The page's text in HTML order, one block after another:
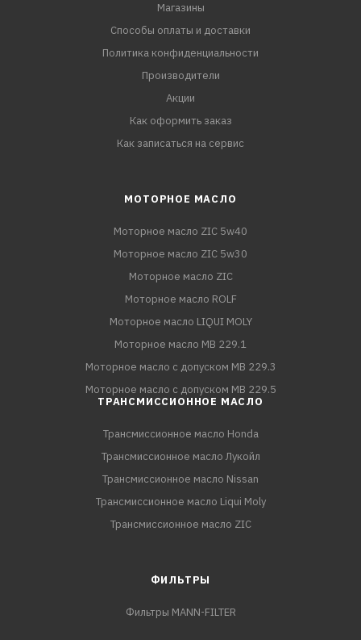
Магазины
Способы оплаты и доставки
Политика конфиденциальности
Производители
Акции
Как оформить заказ
Как записаться на сервис
МОТОРНОЕ МАСЛО
Моторное масло ZIC 5w40
Моторное масло ZIC 5w30
Моторное масло ZIC
Моторное масло ROLF
Моторное масло LIQUI MOLY
Моторное масло MB 229.1
Моторное масло с допуском MB 229.3
Моторное масло с допуском MB 229.5
ТРАНСМИССИОННОЕ МАСЛО
Трансмиссионное масло Honda
Трансмиссионное масло Лукойл
Трансмиссионное масло Nissan
Трансмиссионное масло Liqui Moly
Трансмиссионное масло ZIC
ФИЛЬТРЫ
Фильтры MANN-FILTER